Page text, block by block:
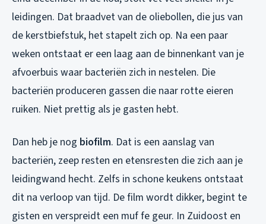
leidingen. Dat braadvet van de oliebollen, die jus van
de kerstbiefstuk, het stapelt zich op. Na een paar
weken ontstaat er een laag aan de binnenkant van je
afvoerbuis waar bacteriën zich in nestelen. Die
bacteriën produceren gassen die naar rotte eieren
ruiken. Niet prettig als je gasten hebt.
Dan heb je nog biofilm. Dat is een aanslag van
bacteriën, zeep resten en etensresten die zich aan je
leidingwand hecht. Zelfs in schone keukens ontstaat
dit na verloop van tijd. De film wordt dikker, begint te
gisten en verspreidt een muf fe geur. In Zuidoost en